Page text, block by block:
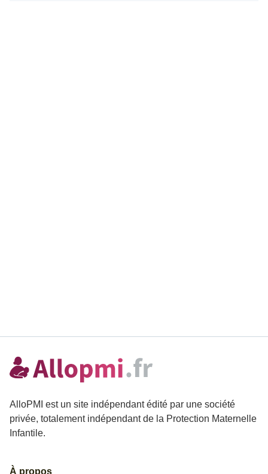
AlloPMI est un site indépendant édité par une société
privée, totalement indépendant de la Protection Maternelle
Infantile.
À propos